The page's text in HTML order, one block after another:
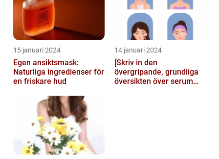
15 januari 2024
Egen ansiktsmask:
Naturliga ingredienser för
en friskare hud
14 januari 2024
[Skriv in den
övergripande, grundliga
översikten över serum